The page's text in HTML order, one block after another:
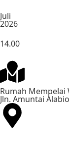
Juli
2026
14.00
Rumah Mempelai
Jln. Amuntai